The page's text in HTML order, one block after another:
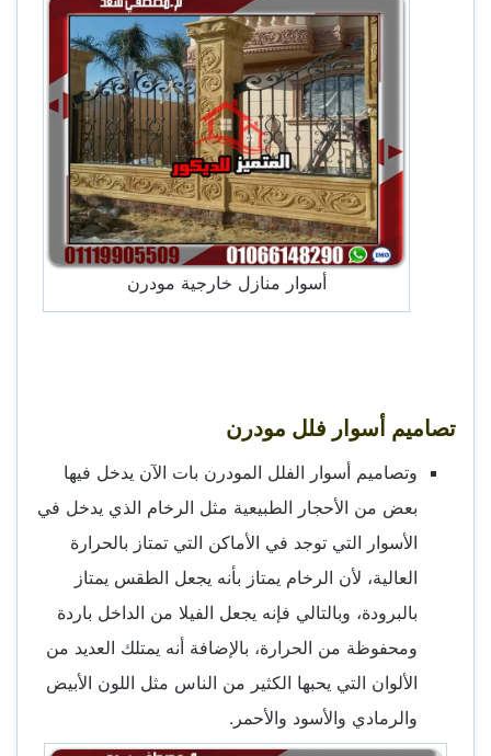
أسوار منازل خارجية مودرن
تصاميم أسوار فلل مودرن
وتصاميم أسوار الفلل المودرن بات الآن يدخل فيها
بعض من الأحجار الطبيعية مثل الرخام الذي يدخل في
الأسوار التي توجد في الأماكن التي تمتاز بالحرارة
العالية، لأن الرخام يمتاز بأنه يجعل الطقس يمتاز
بالبرودة، وبالتالي فإنه يجعل الفيلا من الداخل باردة
ومحفوظة من الحرارة، بالإضافة أنه يمتلك العديد من
الألوان التي يحبها الكثير من الناس مثل اللون الأبيض
والرمادي والأسود والأحمر.